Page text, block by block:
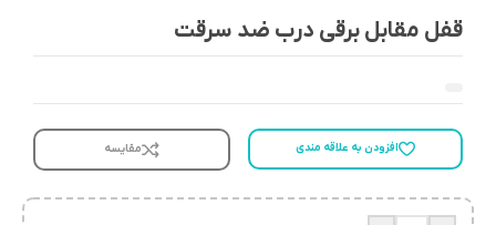
قفل مقابل برقی درب ضد سرقت
افزودن به علاقه مندی مقایسه